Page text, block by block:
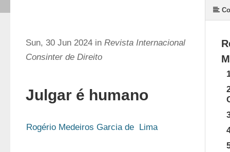
Sun, 30 Jun 2024 in Revista Internacional
Consinter de Direito
Julgar é humano
Rogério Medeiros Garcia de  Lima